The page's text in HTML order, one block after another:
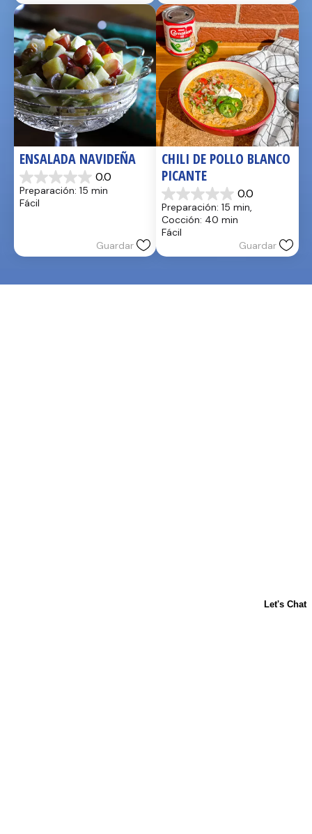
ENSALADA NAVIDEÑA
0.0
0.0
de
5
Preparación: 15 min
Fácil
Guardar
CHILI DE POLLO BLANCO
PICANTE
0.0
0.0
de
5
estrellas.
Preparación: 15 min,
Cocción: 40 min
Fácil
Guardar